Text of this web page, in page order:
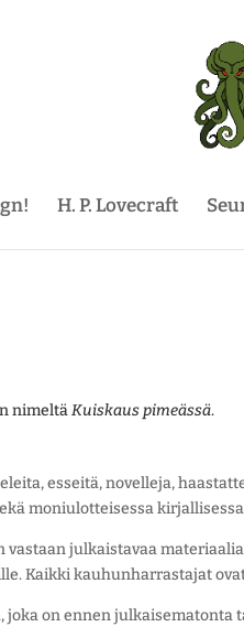
H. P. Lovecraft
nimeltäKuiskaus pimeässä.
esseitä, novelleja,
moniulotteisessa
vastaan julkaistavaa
Kaikki kauhunharrastajat
joka on ennen